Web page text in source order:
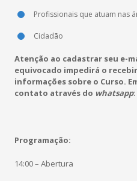
Profissionais que atuam nas
Cidadão
Atenção ao cadastrar seu e-
equivocado impedirá o
informações sobre o Curso.
contato através do whatsapp
Programação:
14:00 – Abertura